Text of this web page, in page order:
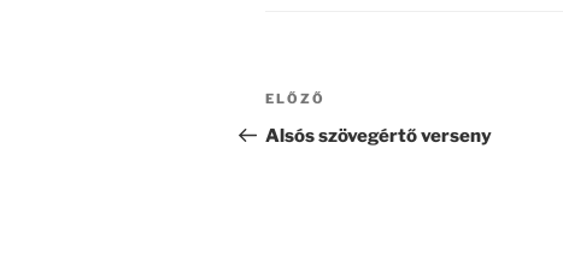
Bejegyzés
navigáció
Korábbi
bejegyzés
ELŐZŐ
Alsós szövegértő verseny